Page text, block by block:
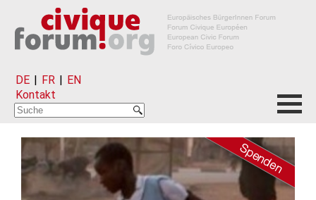
DE | FR | EN
Kontakt